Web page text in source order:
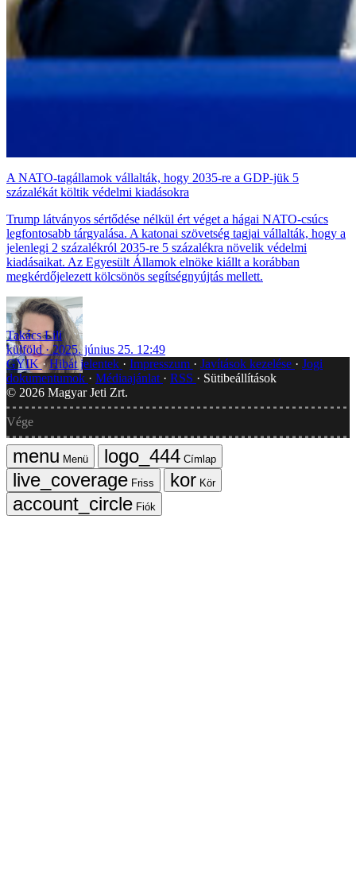
A NATO-tagállamok vállalták, hogy 2035-re a GDP-jük 5
százalékát költik védelmi kiadásokra
Trump látványos sértődése nélkül ért véget a hágai NATO-csúcs
legfontosabb tárgyalása. A katonai szövetség tagjai vállalták, hogy a
jelenlegi 2 százalékról 2035-re 5 százalékra növelik védelmi
kiadásaikat. Az Egyesült Államok elnöke kiállt a korábban
megkérdőjelezett kölcsönös segítségnyújtás mellett.
Takács Lili
külföld
2025. június 25. 12:49
GYIK Hibát jelentek Impresszum Javítások kezelése
Jogi
dokumentumok
Médiaajánlat RSS
Sütibeállítások
© 2026 Magyar Jeti Zrt.
Vége
Menü
Címlap
Friss
Kör
Fiók